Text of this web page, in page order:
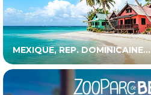
MEXIQUE, REP. DOMINICAINE...